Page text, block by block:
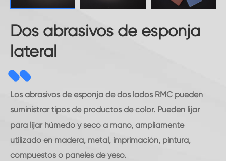
Dos abrasivos de esponja
lateral
Los abrasivos de esponja de dos lados RMC pueden
suministrar tipos de productos de color. Pueden lijar
para lijar húmedo y seco a mano, ampliamente
utilizado en madera, metal, imprimación, pintura,
compuestos o paneles de yeso.